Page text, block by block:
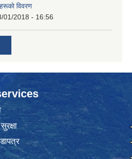
विवरण
01/2018 - 16:56